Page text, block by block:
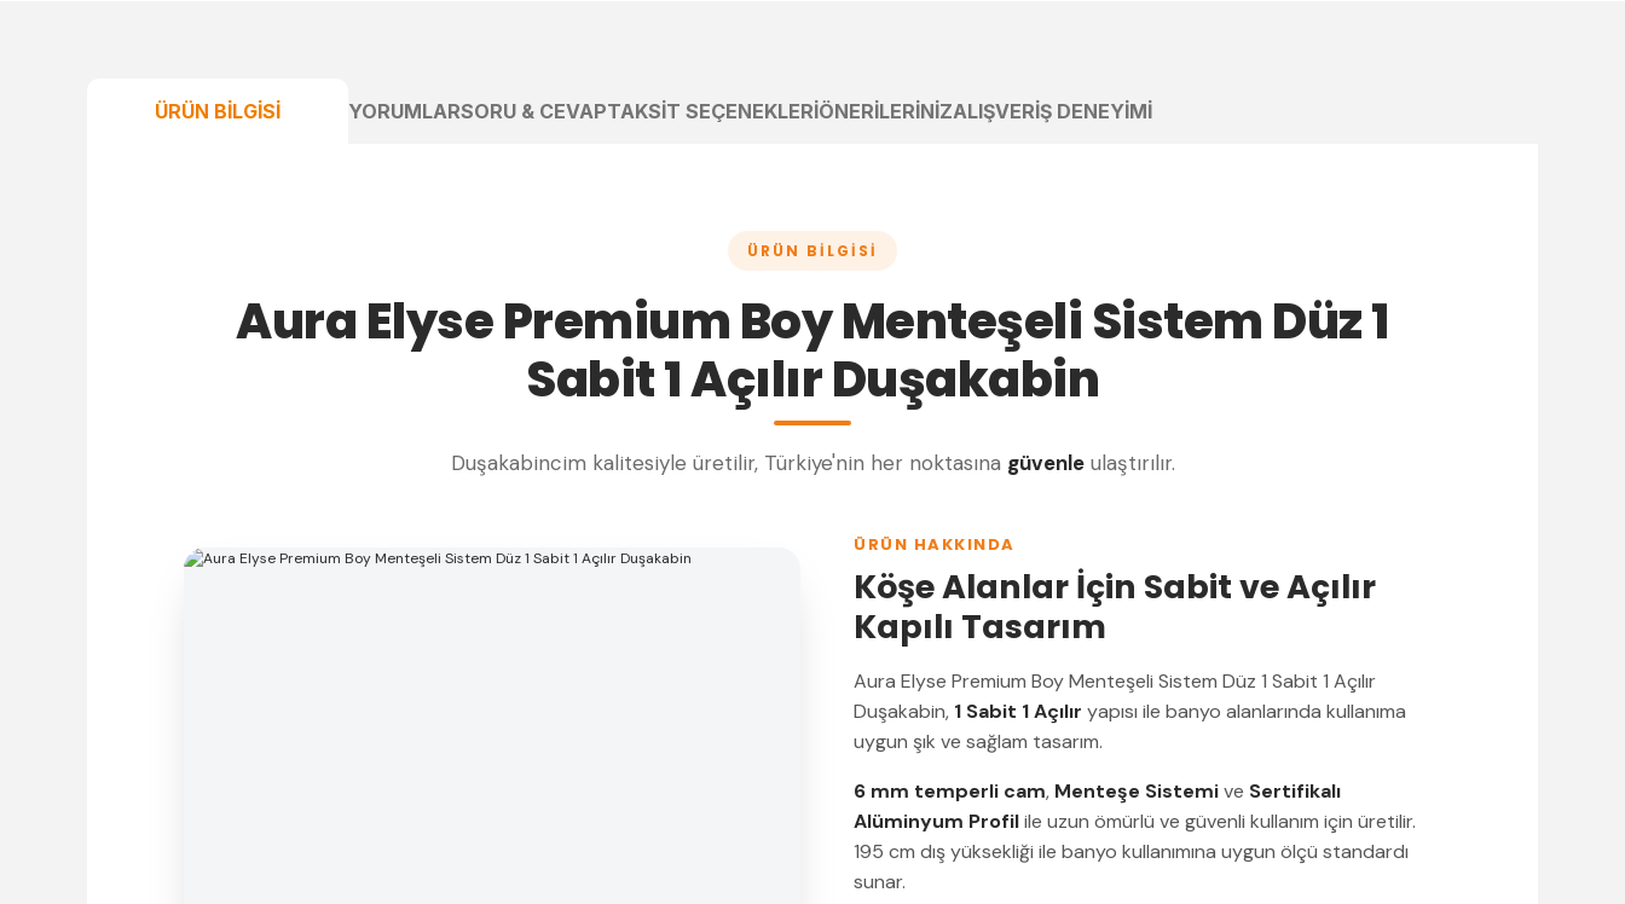
ÜRÜN BILGISI YORUMLARSORU & CEVAPTAKSIT SEÇENEKLERIÖNERILERINIZALIŞVERIŞ DENEYIMI
ÜRÜN BILGISI
Aura Elyse Premium Boy Menteşeli Sistem Düz 1
Sabit 1 Açılır Duşakabin
Duşakabincim kalitesiyle üretilir, Türkiye'nin her noktasına güvenleulaştırılır.
ÜRÜN HAKKINDA
Köşe Alanlar İçin Sabit ve Açılır
Kapılı Tasarım
Aura Elyse Premium Boy Menteşeli Sistem Düz 1 Sabit 1 Açılır
Duşakabin, 1 Sabit 1 Açılır yapısı ile banyo alanlarında kullanıma
uygun şık ve sağlam tasarım.
6 mm temperli cam, Menteşe Sistemive Sertifikalı
Alüminyum Profilile uzun ömürlü ve güvenli kullanım için üretilir.
195 cm dış yüksekliği ile banyo kullanımına uygun ölçü standardı
sunar.